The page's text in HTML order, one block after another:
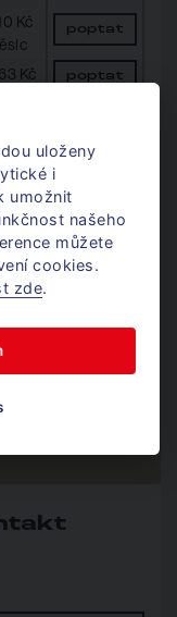
Kč
poptat
Kč
poptat
uloženy
i
umožnit
našeho
můžete
cookies.
zde.